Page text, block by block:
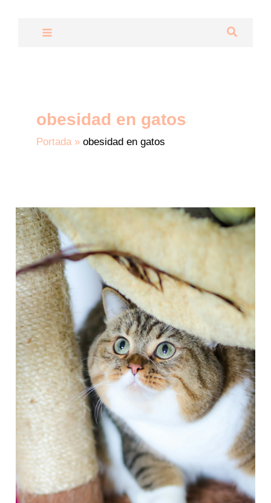
Buscar
obesidad en gatos
Portada»obesidad en gatos
en
Gatos:
Causas,
Síntomas
y
Consecuencias